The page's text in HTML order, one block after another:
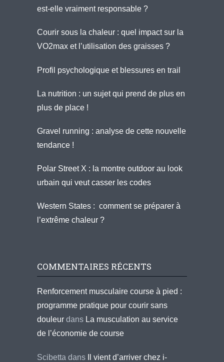
est-elle vraiment responsable ?
Courir sous la chaleur : quel impact sur la
VO2max et l’utilisation des graisses ?
Profil psychologique et blessures en trail
La nutrition : un sujet qui prend de plus en
plus de place !
Gravel running : analyse de cette nouvelle
tendance !
Polar Street X : la montre outdoor au look
urbain qui veut casser les codes
Western States : comment se préparer à
l’extrême chaleur ?
COMMENTAIRES RÉCENTS
Renforcement musculaire course à pied :
programme pratique pour courir sans
douleur dans La musculation au service
de l’économie de course
Scibetta dans
Il vient d’arriver chez i-